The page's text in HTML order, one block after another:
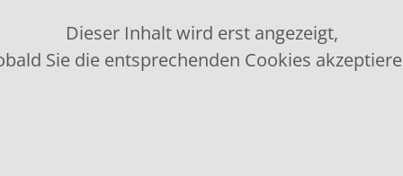
Dieser Inhalt wird erst angezeigt,
Sie die entsprechenden Cookies